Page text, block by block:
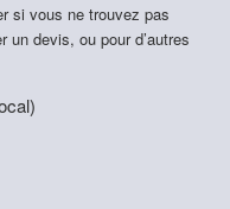
si vous ne trouvez pas
un devis, ou pour d’autres